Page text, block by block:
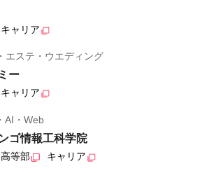
キャリア
エステ・ウエディング
ー
キャリア
AI・Web
ゴ情報工科学院
高等部 キャリア